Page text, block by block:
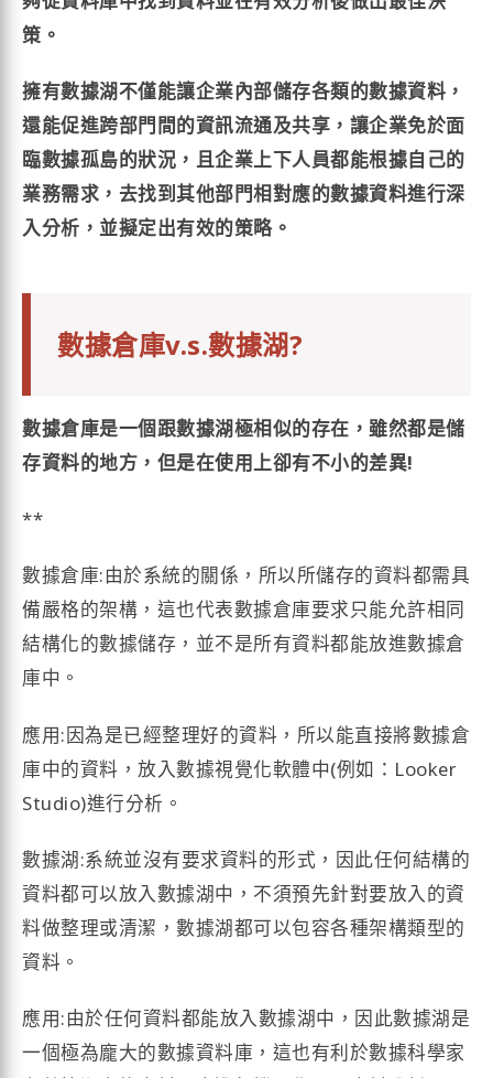
策。
擁有數據湖不僅能讓企業內部儲存各類的數據資料，
還能促進跨部門間的資訊流通及共享，讓企業免於面
臨數據孤島的狀況，且企業上下人員都能根據自己的
業務需求，去找到其他部門相對應的數據資料進行深
入分析，並擬定出有效的策略。
數據倉庫v.s.數據湖?
數據倉庫是一個跟數據湖極相似的存在，雖然都是儲
存資料的地方，但是在使用上卻有不小的差異!
**
數據倉庫:由於系統的關係，所以所儲存的資料都需具
備嚴格的架構，這也代表數據倉庫要求只能允許相同
結構化的數據儲存，並不是所有資料都能放進數據倉
庫中。
應用:因為是已經整理好的資料，所以能直接將數據倉
庫中的資料，放入數據視覺化軟體中(例如：Looker
Studio)進行分析。
數據湖:系統並沒有要求資料的形式，因此任何結構的
資料都可以放入數據湖中，不須預先針對要放入的資
料做整理或清潔，數據湖都可以包容各種架構類型的
資料。
應用:由於任何資料都能放入數據湖中，因此數據湖是
一個極為龐大的數據資料庫，這也有利於數據科學家